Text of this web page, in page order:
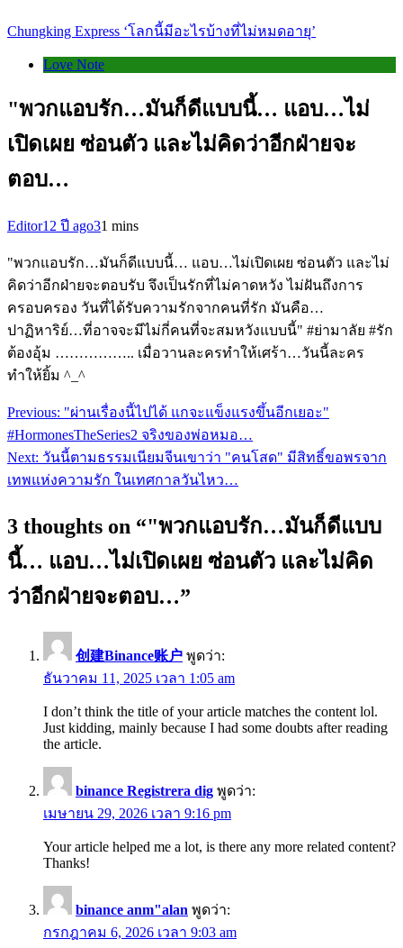
Chungking Express ‘โลกนี้มีอะไรบ้างที่ไม่หมดอายุ’
Love Note
"พวกแอบรัก…มันก็ดีแบบนี้… แอบ…ไม่
เปิดเผย ซ่อนตัว และไม่คิดว่าอีกฝ่ายจะ
ตอบ…
Editor12 ปี ago31 mins
"พวกแอบรัก…มันก็ดีแบบนี้… แอบ…ไม่เปิดเผย ซ่อนตัว และไม่
คิดว่าอีกฝ่ายจะตอบรับ จึงเป็นรักที่ไม่คาดหวัง ไม่ฝันถึงการ
ครอบครอง วันที่ได้รับความรักจากคนที่รัก มันคือ…
ปาฏิหาริย์…ที่อาจจะมีไม่กี่คนที่จะสมหวังแบบนี้" #ย่ามาลัย #รัก
ต้องอุ้ม …………….. เมื่อวานละครทำให้เศร้า…วันนี้ละคร
ทำให้ยิ้ม ^_^
แนะแนว
เรื่อง
Previous: "ผ่านเรื่องนี้ไปได้ แกจะแข็งแรงขึ้นอีกเยอะ"
#HormonesTheSeries2 จริงของพ่อหมอ…
Next: วันนี้ตามธรรมเนียมจีนเขาว่า "คนโสด" มีสิทธิ์ขอพรจาก
เทพแห่งความรัก ในเทศกาลวันไหว…
3 thoughts on “"พวกแอบรัก…มันก็ดีแบบ
นี้… แอบ…ไม่เปิดเผย ซ่อนตัว และไม่คิด
ว่าอีกฝ่ายจะตอบ…”
创建Binance账户 พูดว่า:
ธันวาคม 11, 2025 เวลา 1:05 am
I don’t think the title of your article matches the content lol.
Just kidding, mainly because I had some doubts after reading
the article.
binance Registrera dig พูดว่า:
เมษายน 29, 2026 เวลา 9:16 pm
Your article helped me a lot, is there any more related content?
Thanks!
binance anm"alan พูดว่า:
กรกฎาคม 6, 2026 เวลา 9:03 am